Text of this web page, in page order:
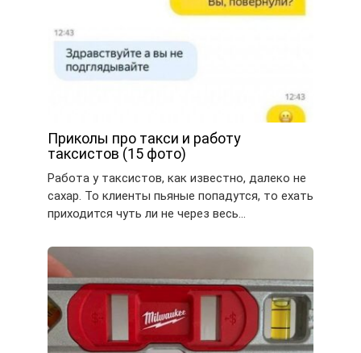
Приколы про такси и работу
таксистов (15 фото)
Работа у таксистов, как известно, далеко не
сахар. То клиенты пьяные попадутся, то ехать
приходится чуть ли не через весь…